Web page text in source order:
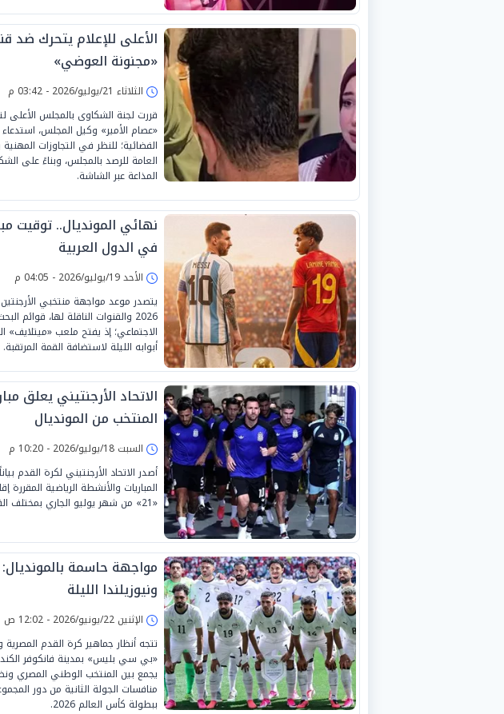
الأعلى للإعلام يتحرك
«مجنونة العوضي»
الثلاثاء 21/يوليو/2026 - 03:42 م
قررت لجنة الشكاوى بالمجلس الأعلى
«عصام الأمير» وكيل المجلس،
الفضائية؛ للنظر في التجاوزات
العامة للرصد بالمجلس، وبناءً على
المذاعة عبر الشاشة.
نهائي المونديال.. توقيت
في الدول العربية
الأحد 19/يوليو/2026 - 04:05 م
يتصدر موعد مواجهة منتخبي
2026 والقنوات الناقلة لها، قوائم
الاجتماعي؛ إذ يفتح ملعب «ميتلايف»
أبوابه الليلة لاستضافة القمة المرتقبة.
الاتحاد الأرجنتيني يعلق
المنتخب من المونديال
السبت 18/يوليو/2026 - 10:20 م
أصدر الاتحاد الأرجنتيني لكرة القدم
«21» من شهر يوليو الجاري بمختلف الفئات والدرجات.
مواجهة حاسمة
ونيوزيلندا الليلة
الإثنين 22/يونيو/2026 - 12:02 ص
تتجه أنظار جماهير كرة القدم المصرية
«بي سي بليس» بمدينة فانكوفر
يجمع بين المنتخب الوطني المصري
منافسات الجولة الثانية من دور
ببطولة كأس العالم 2026.